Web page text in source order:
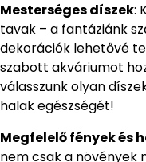
Mesterséges díszek:
tavak – a fantáziánk
dekorációk lehetővé
szabott akváriumot
válasszunk olyan
halak egészségét!
Megfelelő fények és
nem csak a növények